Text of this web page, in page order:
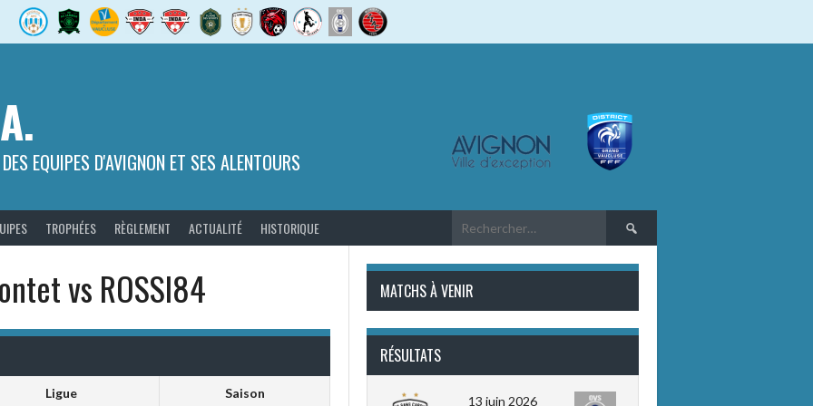
EQUIPES D'AVIGNON ET SES ALENTOURS
TROPHÉES RÈGLEMENT ACTUALITÉ HISTORIQUE Rechercher :
vs ROSSI84
Ligue Saison
MATCHS À VENIR
RÉSULTATS
13 juin 2026